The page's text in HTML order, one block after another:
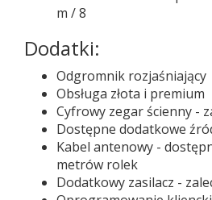
m / 8
Dodatki:
Odgromnik rozjaśniający
Obsługa złota i premium
Cyfrowy zegar ścienny -
Dostępne dodatkowe
Kabel antenowy -
metrów rolek
Dodatkowy zasilacz -